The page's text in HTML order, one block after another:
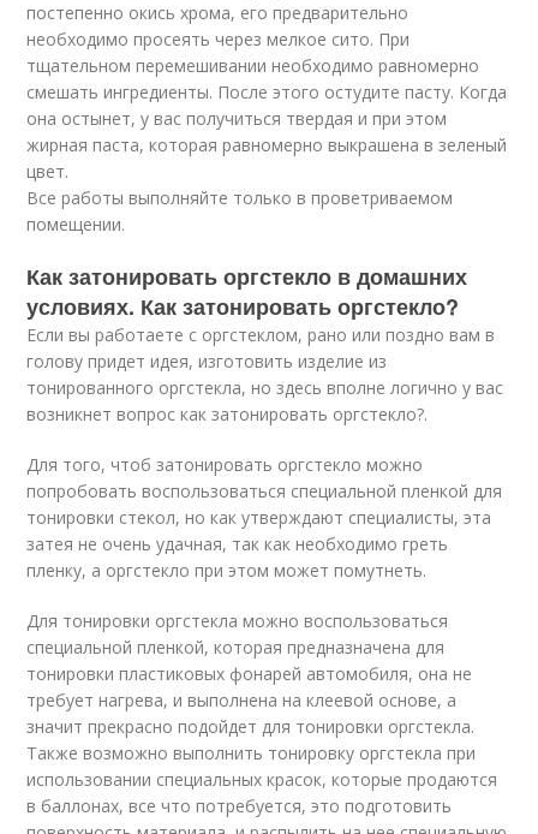
постепенно окись хрома, его предварительно
необходимо просеять через мелкое сито. При
тщательном перемешивании необходимо равномерно
смешать ингредиенты. После этого остудите пасту. Когда
она остынет, у вас получиться твердая и при этом
жирная паста, которая равномерно выкрашена в зеленый
цвет.
Все работы выполняйте только в проветриваемом
помещении.
Как затонировать оргстекло в домашних
условиях. Как затонировать оргстекло?
Если вы работаете с оргстеклом, рано или поздно вам в
голову придет идея, изготовить изделие из
тонированного оргстекла, но здесь вполне логично у вас
возникнет вопрос как затонировать оргстекло?.
Для того, чтоб затонировать оргстекло можно
попробовать воспользоваться специальной пленкой для
тонировки стекол, но как утверждают специалисты, эта
затея не очень удачная, так как необходимо греть
пленку, а оргстекло при этом может помутнеть.
Для тонировки оргстекла можно воспользоваться
специальной пленкой, которая предназначена для
тонировки пластиковых фонарей автомобиля, она не
требует нагрева, и выполнена на клеевой основе, а
значит прекрасно подойдет для тонировки оргстекла.
Также возможно выполнить тонировку оргстекла при
использовании специальных красок, которые продаются
в баллонах, все что потребуется, это подготовить